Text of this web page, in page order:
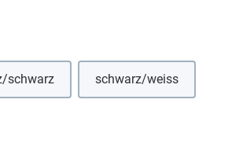
schwarz
(Diese Option ist zurzeit nicht verfügbar.)
schwarz/weiss
(Diese Option ist
verfügbar.)